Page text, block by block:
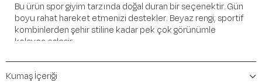
Bu ürün spor giyim tarzında doğal duran bir seçenektir. Gün
boyu rahat hareket etmenizi destekler. Beyaz rengi; sportif
kombinlerden şehir stiline kadar pek çok görünümle
kolayca eşleşir.
Öne Çıkan Detaylar
Kumaş İçeriği